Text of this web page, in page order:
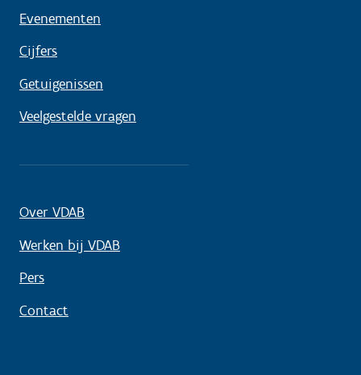
Evenementen
Cijfers
Getuigenissen
Veelgestelde vragen
Over VDAB
Werken bij VDAB
Pers
Contact